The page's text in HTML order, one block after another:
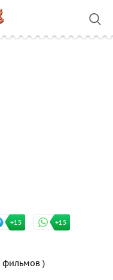
+15 +15
фильмов )